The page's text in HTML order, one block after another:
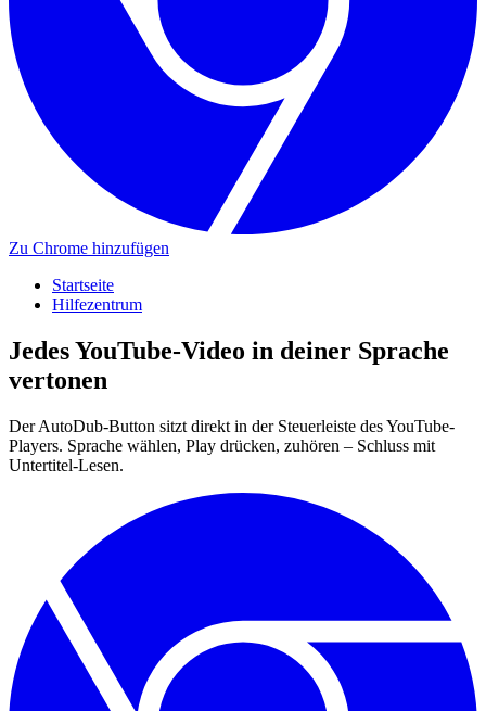
Zu Chrome hinzufügen
Startseite
Hilfezentrum
Jedes YouTube-Video in deiner Sprache
vertonen
Der AutoDub-Button sitzt direkt in der Steuerleiste des YouTube-
Players. Sprache wählen, Play drücken, zuhören – Schluss mit
Untertitel-Lesen.